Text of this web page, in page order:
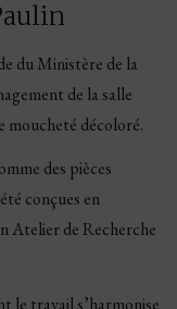
du Ministère de la
de la salle
moucheté décoloré.
des pièces
conçues en
Atelier de Recherche
le travail s’harmonise